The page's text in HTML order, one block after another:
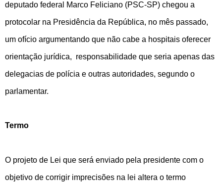
deputado federal Marco Feliciano (PSC-SP) chegou a
protocolar na Presidência da República, no mês passado,
um ofício argumentando que não cabe a hospitais oferecer
orientação jurídica, responsabilidade que seria apenas das
delegacias de polícia e outras autoridades, segundo o
parlamentar.
Termo
O projeto de Lei que será enviado pela presidente com o
objetivo de corrigir imprecisões na lei altera o termo